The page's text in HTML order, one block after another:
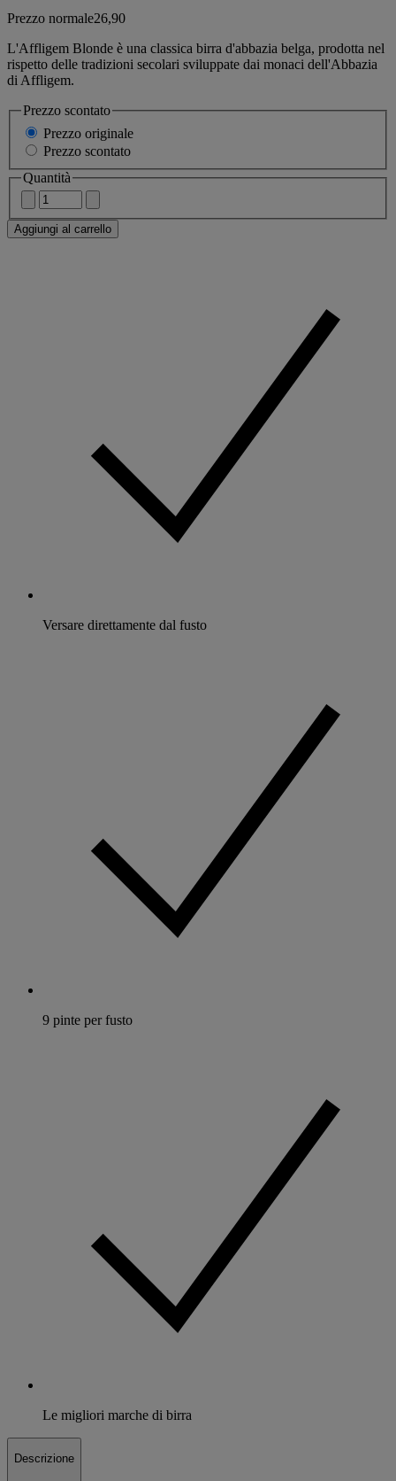
Prezzo normale26,90
L'Affligem Blonde è una classica birra d'abbazia belga, prodotta nel
rispetto delle tradizioni secolari sviluppate dai monaci dell'Abbazia
di Affligem.
Prezzo scontato
Prezzo originale
Prezzo scontato
Quantità
Aggiungi al carrello
Versare direttamente dal fusto
9 pinte per fusto
Le migliori marche di birra
Descrizione